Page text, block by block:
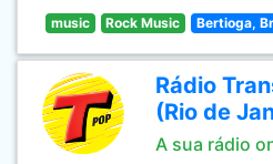
music Rock Music Bertioga,
Rádio
(Rio de
A sua rádio